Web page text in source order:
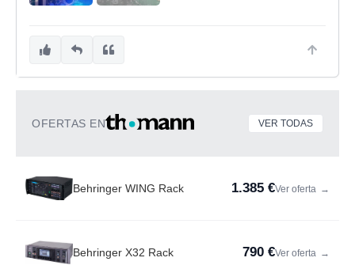
OFERTAS EN VER TODAS
Behringer WING Rack 1.385 €Ver oferta →
Behringer X32 Rack 790 €Ver oferta →